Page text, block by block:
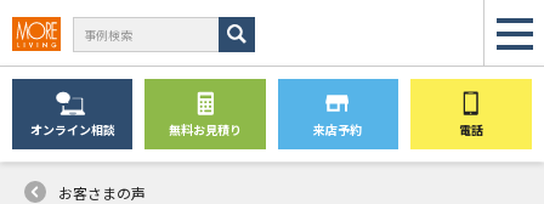
オンライン相談 無料お見積り 来店予約 電話
お客さまの声